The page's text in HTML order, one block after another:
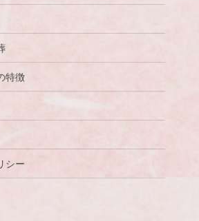
特徴
シー